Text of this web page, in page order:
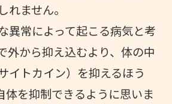
れません。
異常によって起こる病気と考
外から抑え込むより、体の中
イトカイン）を抑えるほう
体を抑制できるように思いま